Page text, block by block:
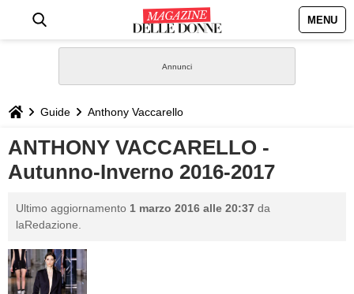
MENU
STILE
BIOGRAFIE
DEFINIZIONI
GASTRONOMIA
Guide Anthony Vaccarello
ANTHONY VACCARELLO -
Autunno-Inverno 2016-2017
Ultimo aggiornamento 1 marzo 2016 alle 20:37 da
laRedazione.